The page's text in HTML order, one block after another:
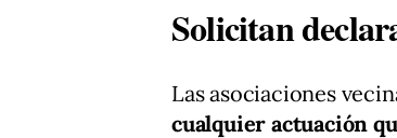
Solicitan
Las asociaciones
cualquier actuación